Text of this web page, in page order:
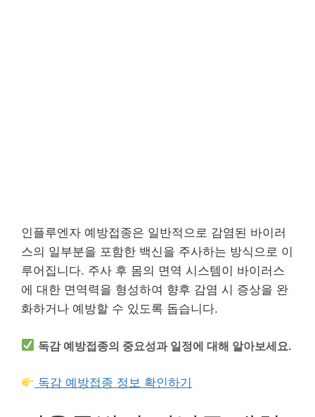
인플루엔자 예방접종은 일반적으로 감염된 바이러
스의 일부분을 포함한 백신을 주사하는 방식으로 이
루어집니다. 주사 후 몸의 면역 시스템이 바이러스
에 대한 면역력을 형성하여 향후 감염 시 증상을 완
화하거나 예방할 수 있도록 돕습니다.
독감 예방접종의 중요성과 일정에 대해 알아보세요.
독감 예방접종 정보 확인하기